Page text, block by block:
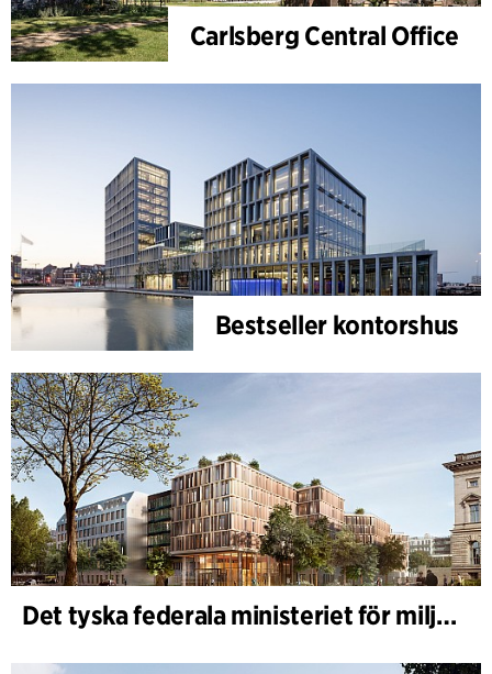
Carlsberg Central Office
Bestseller kontorshus
Det tyska federala ministeriet för miljö - BMUKN